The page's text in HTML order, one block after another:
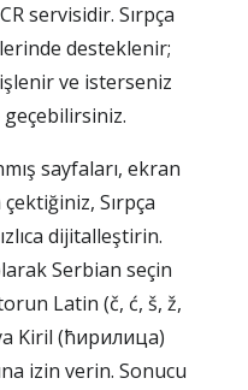
servisidir. Sırpça
desteklenir;
ve isterseniz
sayfaları, ekran
Sırpça
dijitalleştirin.
Serbian seçin
Latin (č, ć, š, ž,
Kiril (ћирилица)
izin verin. Sonucu